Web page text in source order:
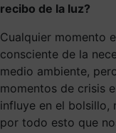
recibo de la luz?
Cualquier momento
consciente de la
medio ambiente,
momentos de crisis
influye en el bolsillo,
por todo esto que